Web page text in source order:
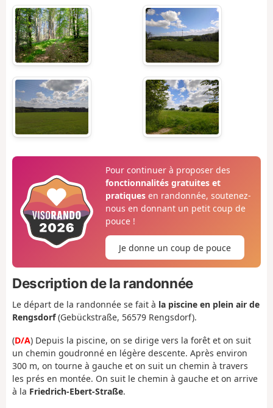
Pour continuer à proposer des
fonctionnalités gratuites et
pratiquesen randonnée, soutenez-
nous en donnant un petit coup de
pouce !
Je donne un coup de pouce
Description de la randonnée
Le départ de la randonnée se fait à la piscine en plein air de
Rengsdorf(Gebückstraße, 56579 Rengsdorf).
(D/A) Depuis la piscine, on se dirige vers la forêt et on suit
un chemin goudronné en légère descente. Après environ
300 m, on tourne à gauche et on suit un chemin à travers
les prés en montée. On suit le chemin à gauche et on arrive
à la Friedrich-Ebert-Straße.